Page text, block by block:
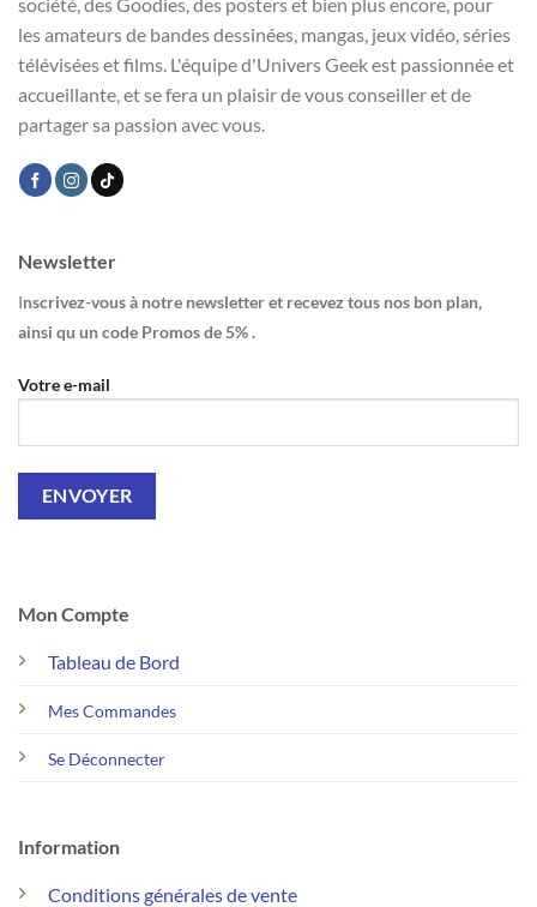
les amateurs de bandes dessinées, mangas, jeux vidéo, séries
télévisées et films. L'équipe d'Univers Geek est passionnée et
accueillante, et se fera un plaisir de vous conseiller et de
partager sa passion avec vous.
Mon Compte
Tableau de Bord
Mes Commandes
Se Déconnecter
Information
Conditions générales de vente
Newsletter
Inscrivez-vous à notre newsletter et recevez tous nos bon plan,
ainsi qu un code Promos de 5% .
Votre e-mail